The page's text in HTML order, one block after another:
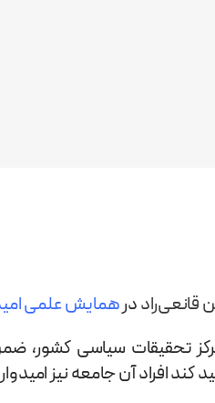
قانعی‌راددرهمایش علمی امید
تحقیقات سیاسی کشور،
کند افراد آن جامعه نیز